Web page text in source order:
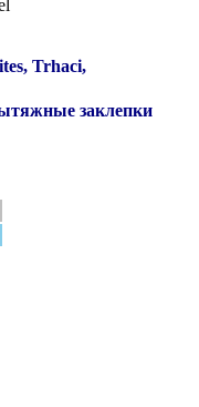
Trhaci,
заклепки